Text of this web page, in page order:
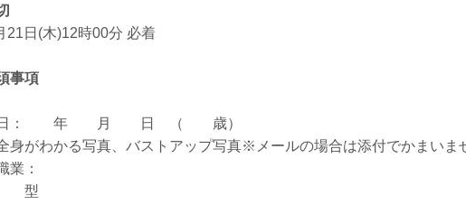
21日(木)12時00分 必着
事項
月日： 年 月 日 （ 歳）
身がわかる写真、バストアップ写真※メールの場合は添付でかまいま
業：
型